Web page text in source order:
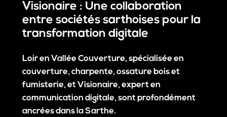
Visionaire : Une collaboration
entre sociétés sarthoises pour la
transformation digitale
Loir en Vallée Couverture, spécialisée en
couverture, charpente, ossature bois et
fumisterie, et Visionaire, expert en
communication digitale, sont profondément
ancrées dans la Sarthe.